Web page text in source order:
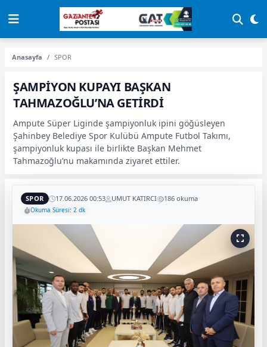
Anasayfa SPOR
ŞAMPİYON KUPAYI BAŞKAN
TAHMAZOĞLU’NA GETİRDİ
Ampute Süper Liginde şampiyonluk ipini göğüsleyen
Şahinbey Belediye Spor Kulübü Ampute Futbol Takımı,
şampiyonluk kupası ile birlikte Başkan Mehmet
Tahmazoğlu’nu makamında ziyaret ettiler.
SPOR 17.06.2026 00:53 UMUT KATIRCI 186 okuma
Okuma Süresi: 2 dk